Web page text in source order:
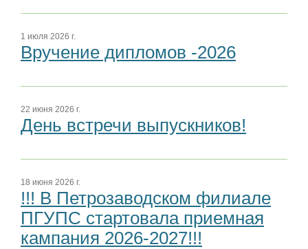
1 июля 2026 г.
Вручение дипломов -2026
22 июня 2026 г.
День встречи выпускников!
18 июня 2026 г.
!!! В Петрозаводском филиале
ПГУПС стартовала приемная
кампания 2026-2027!!!